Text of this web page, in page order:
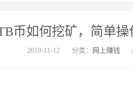
币如何挖矿，简单
2019-11-12 分类： 网上赚钱